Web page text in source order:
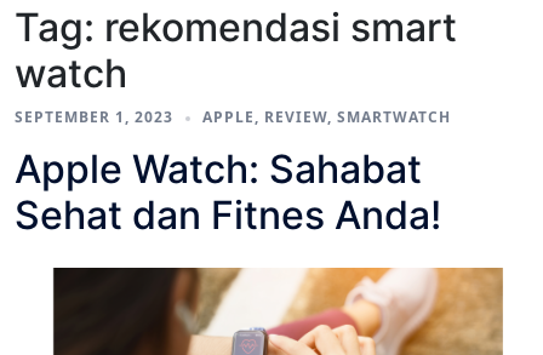
Tag: rekomendasi smart
watch
SEPTEMBER 1, 2023 APPLE, REVIEW, SMARTWATCH
Apple Watch: Sahabat
Sehat dan Fitnes Anda!